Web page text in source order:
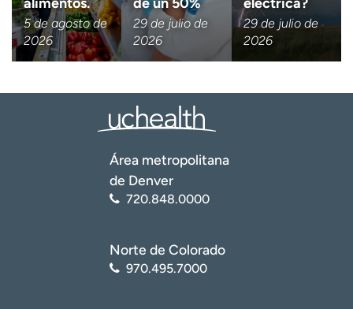
Descargo de responsabilidad
Tengo más de 18 años
Quiero recibir noticias de
Quiero recibir noticias de salud en:
5 de agosto de
2026
29 de julio de
2026
29 de julio de
2026
Área metropolitana
de Denver
720.848.0000
Norte de Colorado
970.495.7000